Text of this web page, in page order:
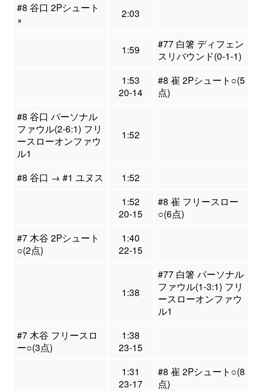
#8 谷口 2Pシュート
×
2:03
1:59
#77 白箸 ディフェン
スリバウンド(0-1-1)
1:53
20-14
#8 崔 2Pシュート○(5
点)
#8 谷口 パーソナル
ファウル(2-6:1) フリ
ースローオンファウ
ル1
1:52
#8 谷口 → #1 ユヌス
1:52
1:52
20-15
#8 崔 フリースロー
○(6点)
#7 木谷 2Pシュート
○(2点)
1:40
22-15
1:38
#77 白箸 パーソナル
ファウル(1-3:1) フリ
ースローオンファウ
ル1
#7 木谷 フリースロ
ー○(3点)
1:38
23-15
1:31
23-17
#8 崔 2Pシュート○(8
点)